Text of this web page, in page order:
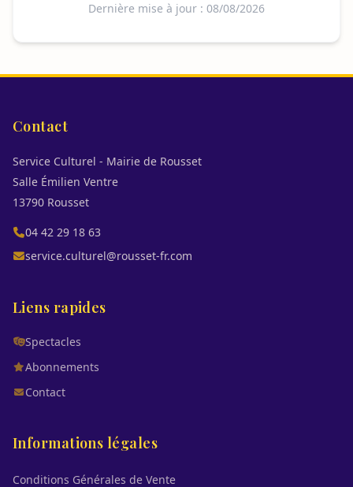
Dernière mise à jour : 08/08/2026
Contact
Service Culturel - Mairie de Rousset
Salle Émilien Ventre
13790 Rousset
04 42 29 18 63
service.culturel@rousset-fr.com
Liens rapides
Spectacles
Abonnements
Contact
Informations légales
Conditions Générales de Vente